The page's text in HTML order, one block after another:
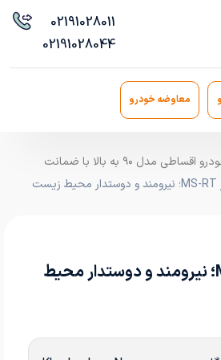
02191028011
02191028044
معاوضه خودرو
خودرو شاپ، خرید و فروش خودرو اقساطی مدل ۹۰ به بالا با ضمانت
فورد رنجر MS-RT؛ نیرومند و دوستدار محیط